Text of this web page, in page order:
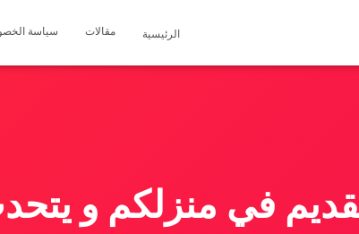
الرئيسية مقالات سياسة
في منزلكم و